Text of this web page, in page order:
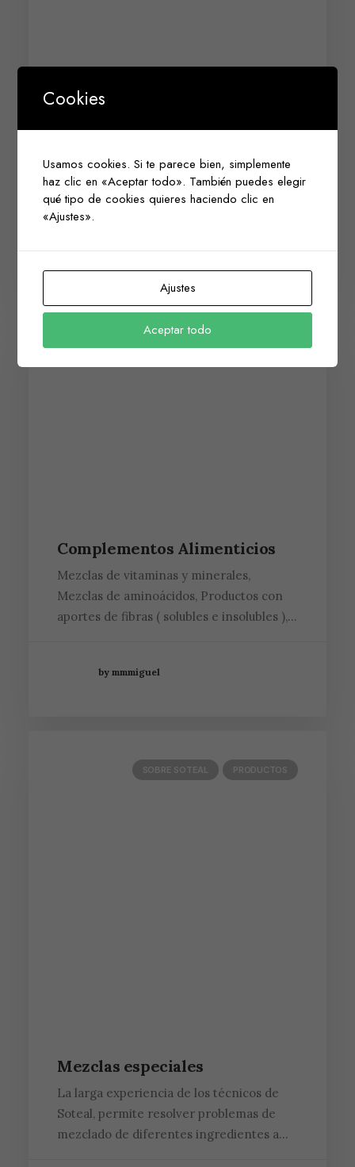
Aromas para Productos
Dietéticos
En este tipo de Industria se utilizan tanto
los Aromas en polvo como los Aromas
líquidos en su forma desterpenada y…
by mmmiguel
PRODUCTOS DIETÉTICOS
Complementos Alimenticios
Mezclas de vitaminas y minerales,
Mezclas de aminoácidos, Productos con
aportes de fibras ( solubles e insolubles ),…
by mmmiguel
SOBRE SOTEAL PRODUCTOS
Mezclas especiales
La larga experiencia de los técnicos de
Soteal, permite resolver problemas de
mezclado de diferentes ingredientes a…
Cookies
Usamos cookies. Si te parece bien, simplemente
haz clic en «Aceptar todo». También puedes elegir
qué tipo de cookies quieres haciendo clic en
«Ajustes».
Ajustes
Aceptar todo